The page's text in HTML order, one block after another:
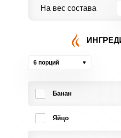
На вес состава
6 порций
Банан
Яйцо